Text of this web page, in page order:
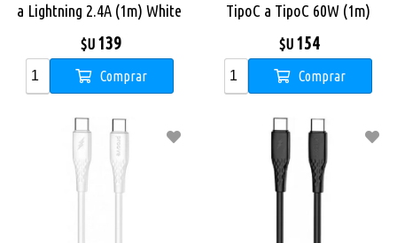
a Lightning 2.4A (1m) White
$U 139
Comprar
TipoC a TipoC 60W (1m)
$U 154
Comprar